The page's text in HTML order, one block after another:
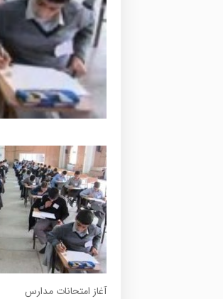
آغاز امتحانات مدارس